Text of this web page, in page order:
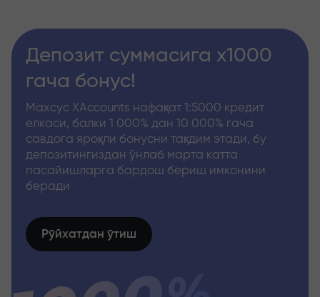
Депозит суммасига x1000
гача бонус!
Махсус XAccounts нафақат 1:5000 кредит
елкаси, балки 1 000% дан 10 000% гача
савдога яроқли бонусни тақдим этади, бу
депозитингиздан ўнлаб марта катта
пасайишларга бардош бериш имконини
беради
Рўйхатдан ўтиш